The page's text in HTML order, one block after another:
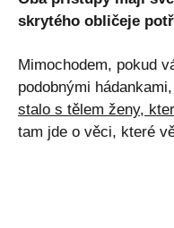
skrytého obličeje
Mimochodem, pokud
podobnými
stalo s tělem ženy,
tam jde o věci, které